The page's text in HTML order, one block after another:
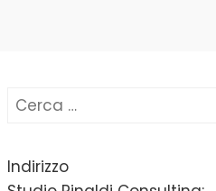
Ricerca
Indirizzo